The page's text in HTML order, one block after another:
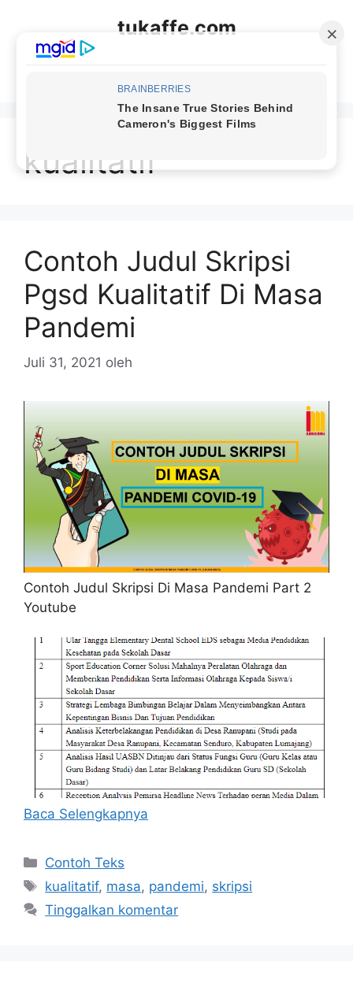
tukaffe.com
kualitatif
Contoh Judul Skripsi
Pgsd Kualitatif Di Masa
Pandemi
Juli 31, 2021 oleh
Contoh Judul Skripsi Di Masa Pandemi Part 2
Youtube
Baca Selengkapnya
Kategori
Contoh Teks
Tag
kualitatif, masa, pandemi, skripsi
Tinggalkan komentar